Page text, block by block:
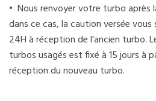
• Nous renvoyer votre turbo après
dans ce cas, la caution versée vous
24H à réception de l’ancien turbo.
turbos usagés est fixé à 15 jours à
réception du nouveau turbo.